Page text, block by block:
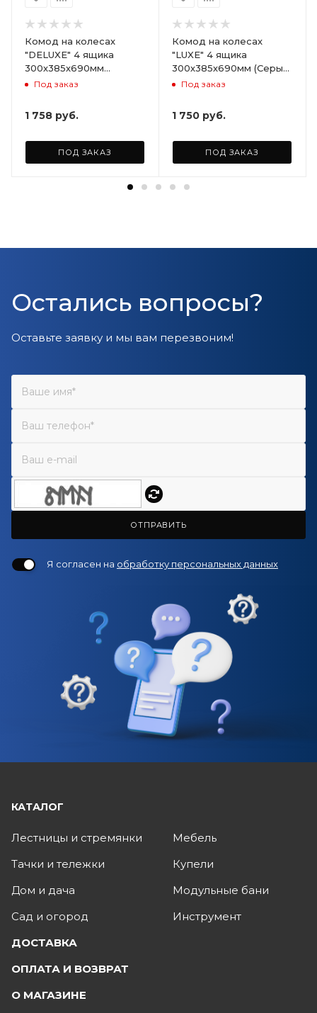
Комод на колесах
"DELUXE" 4 ящика
300х385х690мм
(Светло-бежевый)
Под заказ
1 758 руб.
ПОД ЗАКАЗ
Комод на колесах
"LUXE" 4 ящика
300х385х690мм (Серый)
ARD258086
Под заказ
1 750 руб.
ПОД ЗАКАЗ
Остались вопросы?
Оставьте заявку и мы вам перезвоним!
ОТПРАВИТЬ
Я согласен на обработку персональных данных
КАТАЛОГ
Лестницы и стремянки
Тачки и тележки
Дом и дача
Сад и огород
Мебель
Купели
Модульные бани
Инструмент
ДОСТАВКА
ОПЛАТА И ВОЗВРАТ
О МАГАЗИНЕ